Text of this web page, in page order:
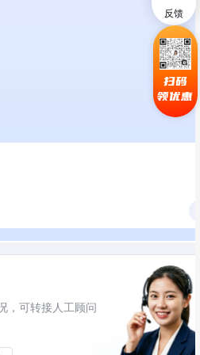
反馈
扫码
领优惠
，可转接人工顾问